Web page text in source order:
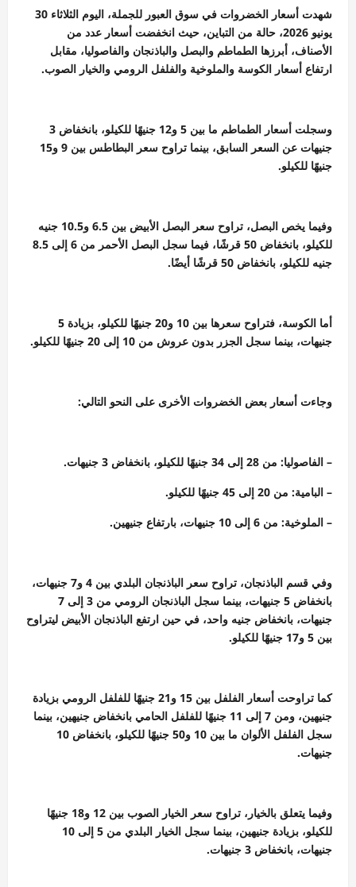
شهدت أسعار الخضروات في سوق العبور للجملة، اليوم الثلاثاء 30
يونيو 2026، حالة من التباين، حيث انخفضت أسعار عدد من
الأصناف، أبرزها الطماطم والبصل والباذنجان والفاصوليا، مقابل
ارتفاع أسعار الكوسة والملوخية والفلفل الرومي والخيار الصوب.
وسجلت أسعار الطماطم ما بين 5 و12 جنيهًا للكيلو، بانخفاض 3
جنيهات عن السعر السابق، بينما تراوح سعر البطاطس بين 9 و15
جنيهًا للكيلو.
وفيما يخص البصل، تراوح سعر البصل الأبيض بين 6.5 و10.5 جنيه
للكيلو، بانخفاض 50 قرشًا، فيما سجل البصل الأحمر من 6 إلى 8.5
جنيه للكيلو، بانخفاض 50 قرشًا أيضًا.
أما الكوسة، فتراوح سعرها بين 10 و20 جنيهًا للكيلو، بزيادة 5
جنيهات، بينما سجل الجزر بدون عروش من 10 إلى 20 جنيهًا للكيلو.
وجاءت أسعار بعض الخضروات الأخرى على النحو التالي:
– الفاصوليا: من 28 إلى 34 جنيهًا للكيلو، بانخفاض 3 جنيهات.
– البامية: من 20 إلى 45 جنيهًا للكيلو.
– الملوخية: من 6 إلى 10 جنيهات، بارتفاع جنيهين.
وفي قسم الباذنجان، تراوح سعر الباذنجان البلدي بين 4 و7 جنيهات،
بانخفاض 5 جنيهات، بينما سجل الباذنجان الرومي من 3 إلى 7
جنيهات، بانخفاض جنيه واحد، في حين ارتفع الباذنجان الأبيض ليتراوح
بين 5 و17 جنيهًا للكيلو.
كما تراوحت أسعار الفلفل بين 15 و21 جنيهًا للفلفل الرومي بزيادة
جنيهين، ومن 7 إلى 11 جنيهًا للفلفل الحامي بانخفاض جنيهين، بينما
سجل الفلفل الألوان ما بين 10 و50 جنيهًا للكيلو، بانخفاض 10
جنيهات.
وفيما يتعلق بالخيار، تراوح سعر الخيار الصوب بين 12 و18 جنيهًا
للكيلو، بزيادة جنيهين، بينما سجل الخيار البلدي من 5 إلى 10
جنيهات، بانخفاض 3 جنيهات.